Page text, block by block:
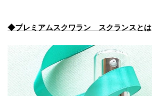
◆プレミアムスクワラン スクランスとは